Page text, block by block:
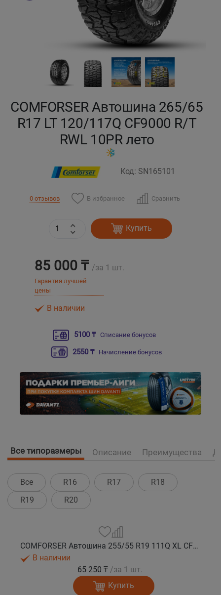
COMFORSER Автошина 265/65
R17 LT 120/117Q CF9000 R/T
RWL 10PR лето
Код: SN165101
0 отзывов В избранное Сравнить
Купить
85 000 ₸ /за 1 шт.
Гарантия лучшей
цены
В наличии
5100 ₸ Списание бонусов
2550 ₸ Начисление бонусов
Все типоразмеры Описание Преимущества
Все R16 R17
R18
R19
R20
COMFORSER Автошина 255/55 R19 111Q XL CF9000 R/T RWL лето
В наличии
65 250 ₸ /за 1 шт.
Купить
Кызылорда
Петропавловск
Талдыкорган
Тараз
Усть-Каменогорск
Шымкент